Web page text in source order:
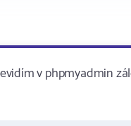
v phpmyadmin